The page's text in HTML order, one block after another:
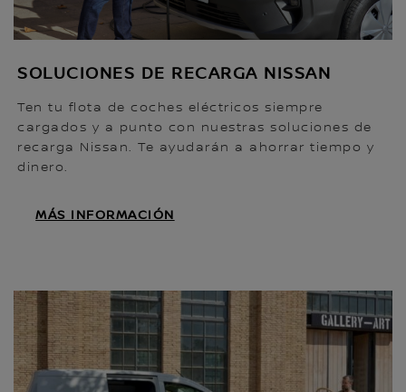
SOLUCIONES DE RECARGA NISSAN
Ten tu flota de coches eléctricos siempre
cargados y a punto con nuestras soluciones de
recarga Nissan. Te ayudarán a ahorrar tiempo y
dinero.
MÁS INFORMACIÓN